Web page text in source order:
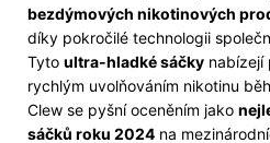
bezdýmových nikotinových
díky pokročilé technologii
Tyto ultra-hladké sáčky nabízejí
rychlým uvolňováním nikotinu
Clew se pyšní oceněním jako
sáčků roku 2024 na